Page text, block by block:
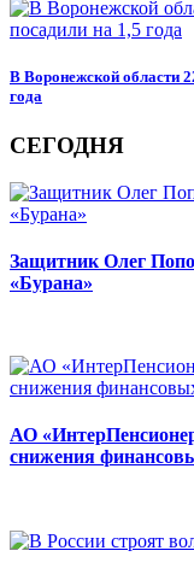
В Воронежской области
года
СЕГОДНЯ
Защитник Олег
«Бурана»
АО
снижения